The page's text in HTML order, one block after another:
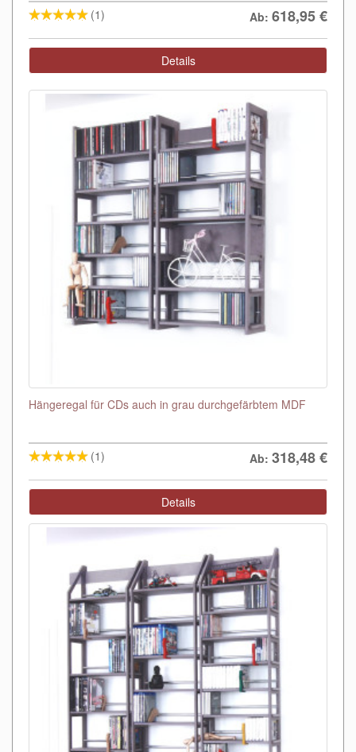
(1) Ab: 618,95€
Details
Hängeregal für CDs auch in grau durchgefärbtem MDF
(1) Ab: 318,48€
Details